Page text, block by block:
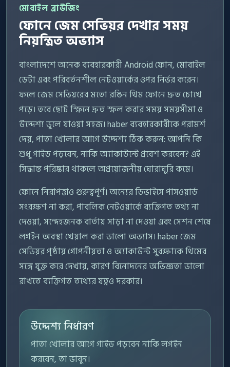
মোবাইল ব্রাউজিং
ফোনে জেম সেভিয়র দেখার সময়
নিয়ন্ত্রিত অভ্যাস
বাংলাদেশে অনেক ব্যবহারকারী Android ফোন, মোবাইল
ডেটা এবং পরিবর্তনশীল নেটওয়ার্কের ওপর নির্ভর করেন।
ফলে জেম সেভিয়রের মতো রঙিন থিম ফোনে দ্রুত চোখে
পড়ে। তবে ছোট স্ক্রিনে দ্রুত স্ক্রল করার সময় সময়সীমা ও
উদ্দেশ্য ভুলে যাওয়া সহজ। haber ব্যবহারকারীকে পরামর্শ
দেয়, পাতা খোলার আগে উদ্দেশ্য ঠিক করুন: আপনি কি
শুধু গাইড পড়বেন, নাকি অ্যাকাউন্টে প্রবেশ করবেন? এই
সিদ্ধান্ত পরিষ্কার থাকলে অপ্রয়োজনীয় ঘোরাঘুরি কমে।
ফোনে নিরাপত্তাও গুরুত্বপূর্ণ। অন্যের ডিভাইসে পাসওয়ার্ড
সংরক্ষণ না করা, পাবলিক নেটওয়ার্কে ব্যক্তিগত তথ্য না
দেওয়া, সন্দেহজনক বার্তায় সাড়া না দেওয়া এবং সেশন শেষে
লগইন অবস্থা খেয়াল করা ভালো অভ্যাস। haber জেম
সেভিয়র পৃষ্ঠায় গোপনীয়তা ও অ্যাকাউন্ট সুরক্ষাকে থিমের
সঙ্গে যুক্ত করে দেখায়, কারণ বিনোদনের অভিজ্ঞতা ভালো
রাখতে ব্যক্তিগত তথ্যের যত্নও দরকার।
উদ্দেশ্য নির্ধারণ
পাতা খোলার আগে গাইড পড়বেন নাকি লগইন
করবেন, তা ভাবুন।